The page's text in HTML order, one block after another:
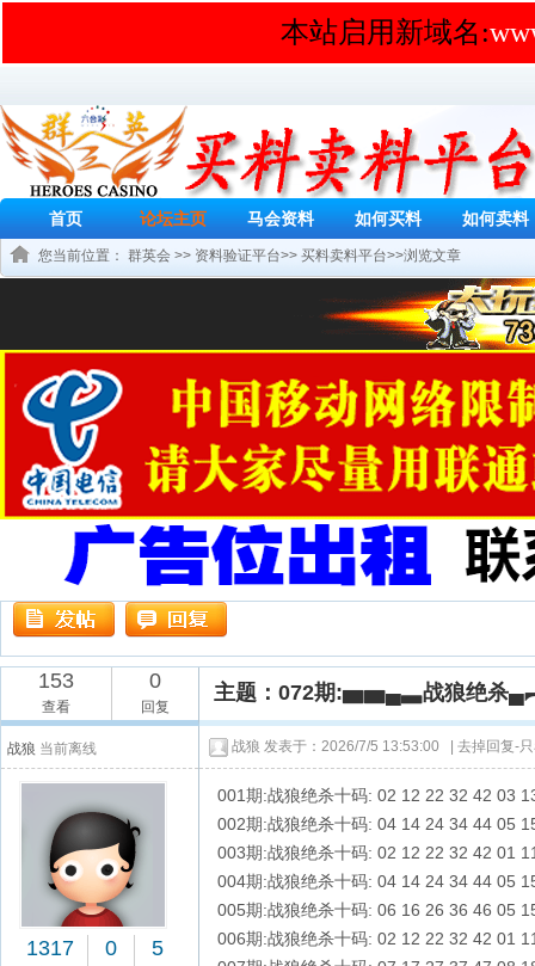
本站启用新域名:
首页 论坛主页 马会资料 如何买料 如何卖料
您当前位置： 群英会 >> 资料验证平台>> 买料卖料平台>>浏览文章
153
查看
0
回复
主题：072期:▅▅▄▃战狼绝杀
战狼 当前离线
1317 0 5
战狼 发表于：2026/7/5 13:53:00 | 去掉回复-
001期:战狼绝杀十码: 02 12 22 32 42 03
002期:战狼绝杀十码: 04 14 24 34 44 05
003期:战狼绝杀十码: 02 12 22 32 42 01
004期:战狼绝杀十码: 04 14 24 34 44 05
005期:战狼绝杀十码: 06 16 26 36 46 05
006期:战狼绝杀十码: 02 12 22 32 42 01